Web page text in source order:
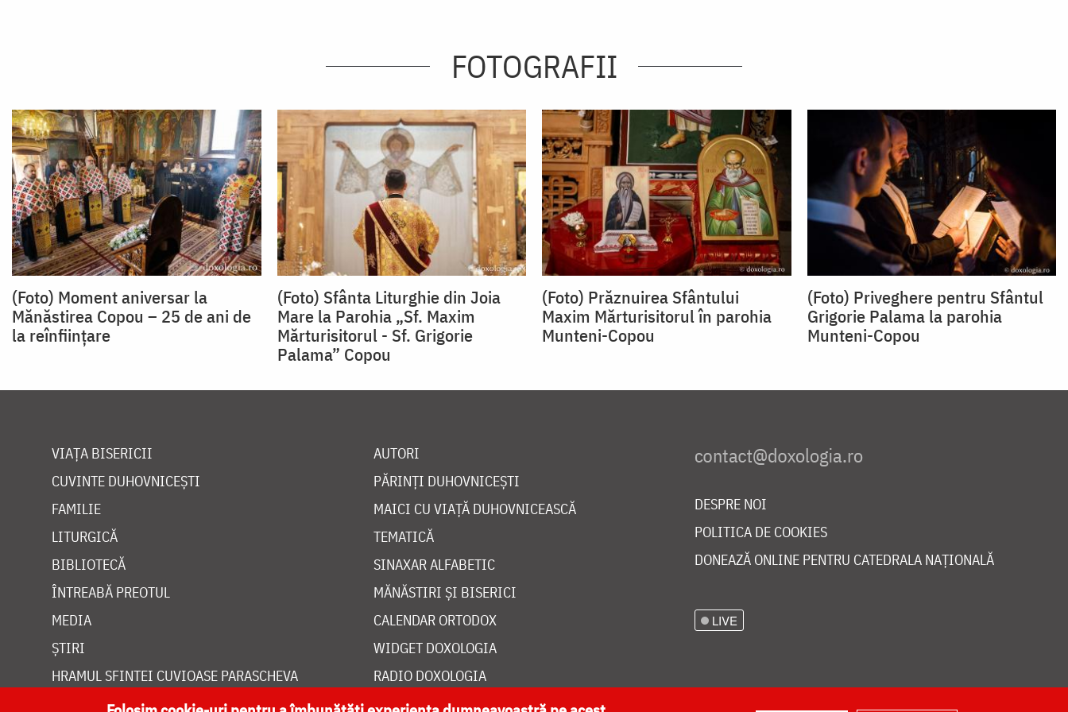
FOTOGRAFII
(Foto) Moment aniversar la
Mănăstirea Copou – 25 de ani de
la reînființare
(Foto) Sfânta Liturghie din Joia
Mare la Parohia „Sf. Maxim
Mărturisitorul - Sf. Grigorie
Palama” Copou
(Foto) Prăznuirea Sfântului
Maxim Mărturisitorul în parohia
Munteni-Copou
(Foto) Priveghere pentru Sfântul
Grigorie Palama la parohia
Munteni-Copou
VIAȚA BISERICII
CUVINTE DUHOVNICEȘTI
FAMILIE
LITURGICĂ
BIBLIOTECĂ
ÎNTREABĂ PREOTUL
MEDIA
ȘTIRI
HRAMUL SFINTEI CUVIOASE PARASCHEVA
AUTORI
PĂRINȚI DUHOVNICEȘTI
MAICI CU VIAȚĂ DUHOVNICEASCĂ
TEMATICĂ
SINAXAR ALFABETIC
MĂNĂSTIRI ȘI BISERICI
CALENDAR ORTODOX
WIDGET DOXOLOGIA
RADIO DOXOLOGIA
DESPRE NOI
POLITICA DE COOKIES
DONEAZĂ ONLINE PENTRU CATEDRALA NAȚIONALĂ
LIVE